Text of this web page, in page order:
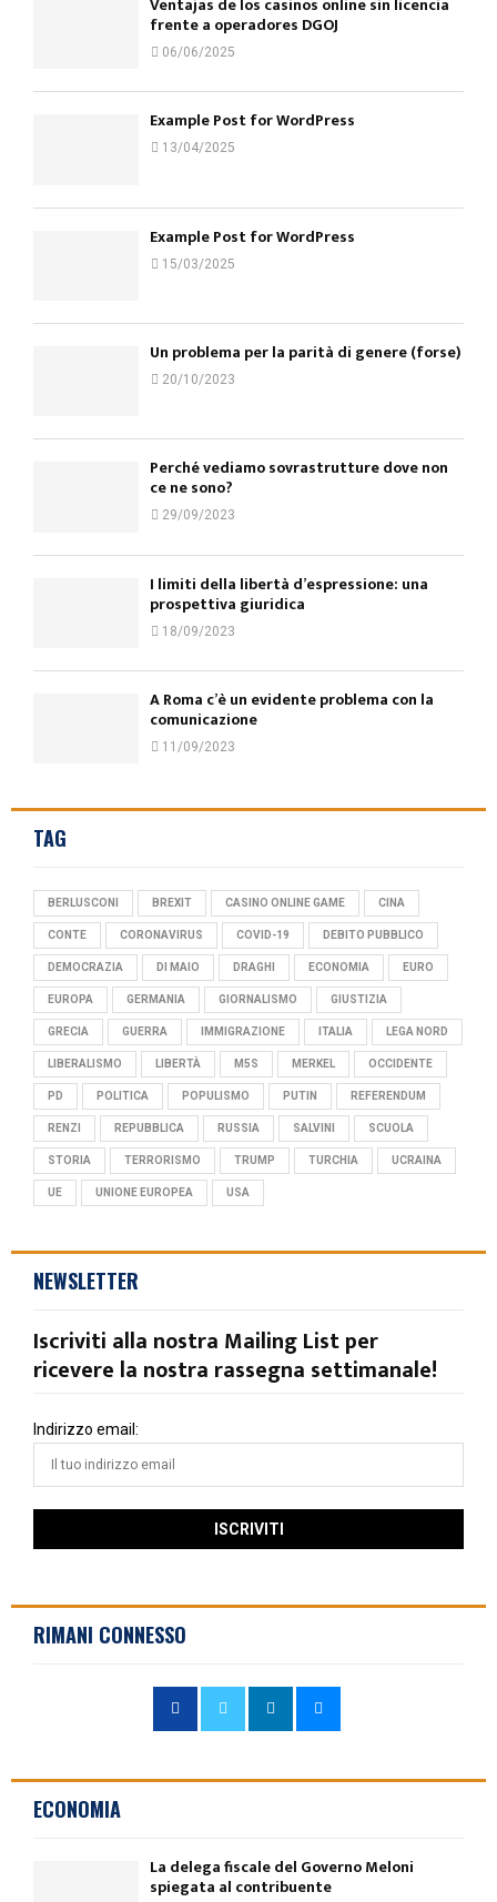
frente a operadores DGOJ
06/06/2025
Example Post for WordPress
13/04/2025
Example Post for WordPress
15/03/2025
Un problema per la parità di genere (forse)
20/10/2023
Perché vediamo sovrastrutture dove non
ce ne sono?
29/09/2023
I limiti della libertà d’espressione: una
prospettiva giuridica
18/09/2023
A Roma c’è un evidente problema con la
comunicazione
11/09/2023
TAG
BERLUSCONI BREXIT CASINO ONLINE GAME CINA
CONTE CORONAVIRUS COVID-19 DEBITO PUBBLICO
DEMOCRAZIA DI MAIO DRAGHI ECONOMIA EURO
EUROPA GERMANIA GIORNALISMO GIUSTIZIA
GRECIA GUERRA IMMIGRAZIONE ITALIA LEGA NORD
LIBERALISMO LIBERTÀ M5S MERKEL OCCIDENTE
PD POLITICA POPULISMO PUTIN REFERENDUM
RENZI REPUBBLICA RUSSIA SALVINI SCUOLA
STORIA TERRORISMO TRUMP TURCHIA UCRAINA
UE UNIONE EUROPEA USA
NEWSLETTER
Iscriviti alla nostra Mailing List per
ricevere la nostra rassegna settimanale!
Indirizzo email:
RIMANI CONNESSO
ECONOMIA
La delega fiscale del Governo Meloni
spiegata al contribuente